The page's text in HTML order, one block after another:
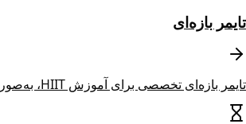
تایمر بازه‌ای
تایمر بازه‌ای تخصصی برای آموزش HIIT، به‌صورت خودکار دوره‌های کار و استراحت را چرخ می‌دهد.